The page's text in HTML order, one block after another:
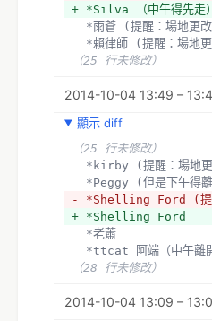
+ *Silva （中午得先走）
*雨蒼 (提醒：場地更
*賴律師 (提醒：場地
（25 行未修改）
2014-10-04 13:49 –
顯示 diff
（25 行未修改）
*kirby (提醒：場地
*Peggy (但是下午得
- *Shelling Ford (提醒
+ *Shelling Ford
  *老蕭
*ttcat 阿端（中午
（28 行未修改）
2014-10-04 13:09 –